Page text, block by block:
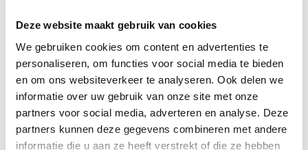
Deze website maakt gebruik van cookies
We gebruiken cookies om content en advertenties te
personaliseren, om functies voor social media te bieden
en om ons websiteverkeer te analyseren. Ook delen we
informatie over uw gebruik van onze site met onze
partners voor social media, adverteren en analyse. Deze
partners kunnen deze gegevens combineren met andere
informatie die u aan ze heeft verstrekt of die ze hebben